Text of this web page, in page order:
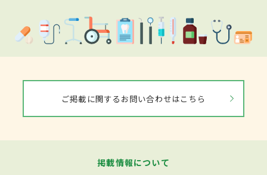
ご掲載に関するお問い合わせはこちら
掲載情報について